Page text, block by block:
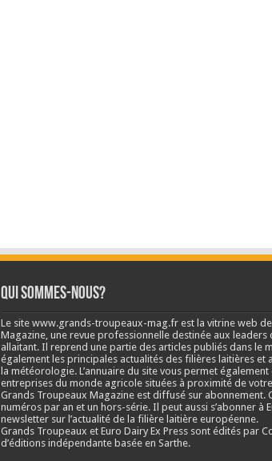
Qui sommes-nous?
Le site www.grands-troupeaux-mag.fr est la vitrine web
Magazine, une revue professionnelle destinée aux leaders
allaitant. Il reprend une partie des articles publiés dans le
également les principales actualités des filières laitières et
la météorologie. L’annuaire du site vous permet
entreprises du monde agricole situées à proximité de
Grands Troupeaux Magazine est diffusé sur abonnement.
numéros par an et un hors-série. Il peut aussi s’abonner à
newsletter sur l’actualité de la filière laitière européenne.
Grands Troupeaux et Euro Dairy Ex Press sont édités par
d’éditions indépendante basée en Sarthe.